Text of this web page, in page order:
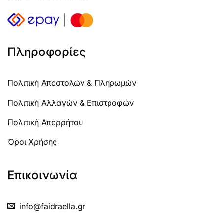
Πληροφορίες
Πολιτική Αποστολών & Πληρωμών
Πολιτική Αλλαγών & Επιστροφών
Πολιτική Απορρήτου
Όροι Χρήσης
Επικοινωνία
info@faidraella.gr